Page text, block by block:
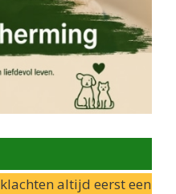
altijd eerst een